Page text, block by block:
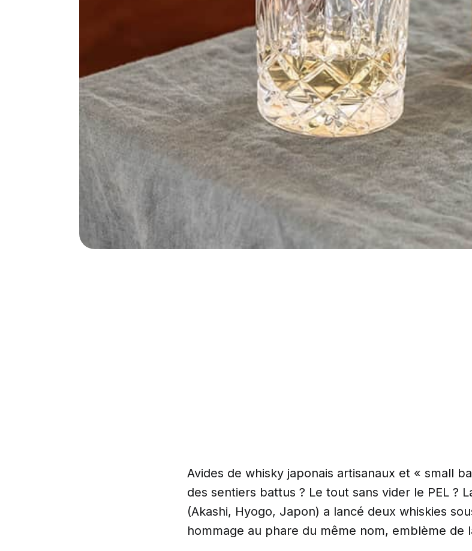
Avides de whisky japonais artisanaux et « small
des sentiers battus ? Le tout sans vider le PEL ?
(Akashi, Hyogo, Japon) a lancé deux whiskies
hommage au phare du même nom, emblème de